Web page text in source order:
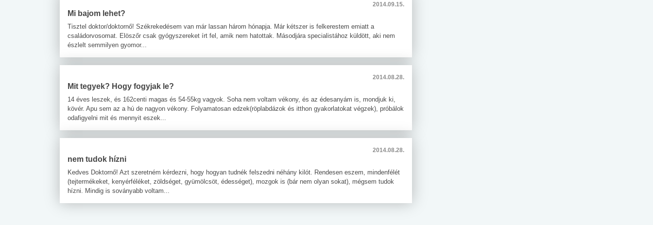
2014.09.15.
Mi bajom lehet?
Tisztel doktor/doktornő! Székrekedésem van már lassan három hónapja. Már kétszer is felkerestem emiatt a
családorvosomat. Elöszőr csak gyógyszereket írt fel, amik nem hatottak. Másodjára specialistához küldött, aki nem
észlelt semmilyen gyomor...
2014.08.28.
Mit tegyek? Hogy fogyjak le?
14 éves leszek, és 162centi magas és 54-55kg vagyok. Soha nem voltam vékony, és az édesanyám is, mondjuk ki,
kövér. Apu sem az a hú de nagyon vékony. Folyamatosan edzek(röplabdázok és itthon gyakorlatokat végzek), próbálok
odafigyelni mit és mennyit eszek...
2014.08.28.
nem tudok hízni
Kedves Doktornő! Azt szeretném kérdezni, hogy hogyan tudnék felszedni néhány kilót. Rendesen eszem, mindenfélét
(tejtermékeket, kenyérféléket, zöldséget, gyümölcsöt, édességet), mozgok is (bár nem olyan sokat), mégsem tudok
hízni. Mindig is soványabb voltam...